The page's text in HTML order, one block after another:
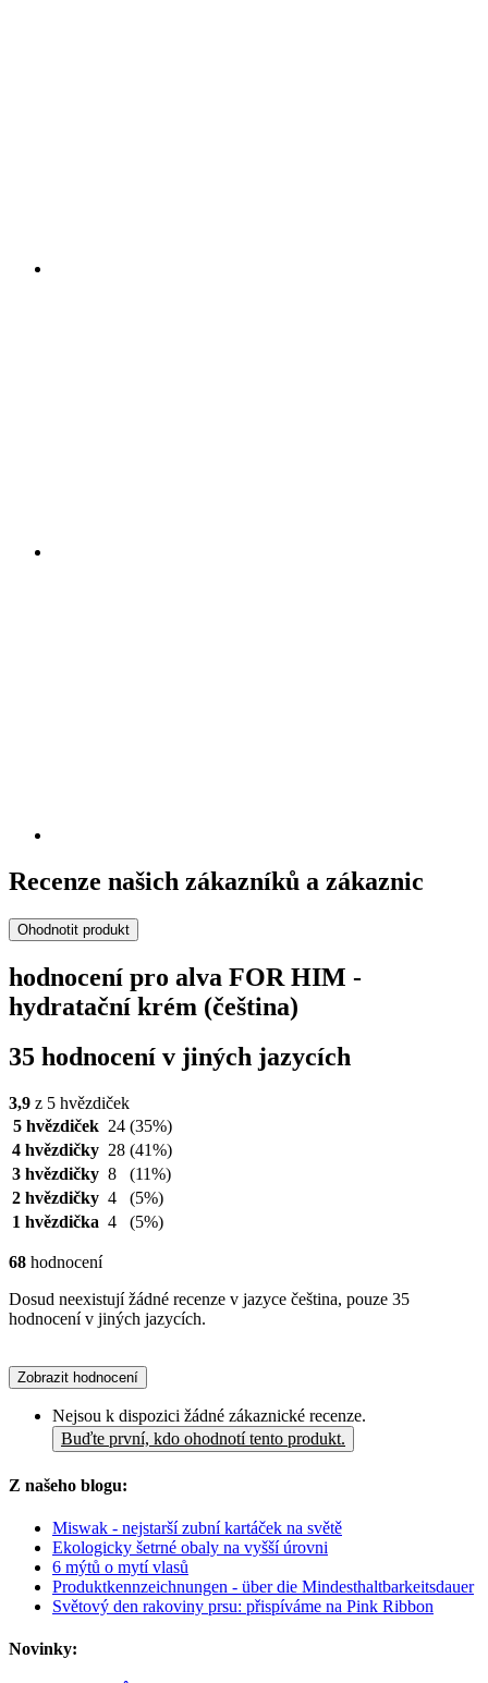
Recenze našich zákazníků a zákaznic
Ohodnotit produkt
hodnocení pro alva FOR HIM -
hydratační krém (čeština)
35 hodnocení v jiných jazycích
3,9 z 5 hvězdiček
5 hvězdiček 24 (35%)
4 hvězdičky 28 (41%)
3 hvězdičky 8
(11%)
2 hvězdičky 4
(5%)
1 hvězdička 4 (5%)
68 hodnocení
Dosud neexistují žádné recenze v jazyce čeština, pouze 35
hodnocení v jiných jazycích.
Zobrazit hodnocení
Nejsou k dispozici žádné zákaznické recenze.
Buďte první, kdo ohodnotí tento produkt.
Z našeho blogu:
Miswak - nejstarší zubní kartáček na světě
Ekologicky šetrné obaly na vyšší úrovni
6 mýtů o mytí vlasů
Produktkennzeichnungen - über die Mindesthaltbarkeitsdauer
Světový den rakoviny prsu: přispíváme na Pink Ribbon
Novinky: